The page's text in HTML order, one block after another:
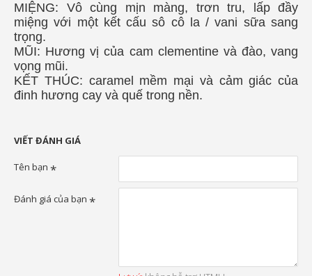
MIỆNG: Vô cùng mịn màng, trơn tru, lấp đầy
miệng với một kết cấu sô cô la / vani sữa sang
trọng.
MŨI: Hương vị của cam clementine và đào, vang
vọng mũi.
KẾT THÚC: caramel mềm mại và cảm giác của
đinh hương cay và quế trong nền.
VIẾT ĐÁNH GIÁ
Tên bạn
Đánh giá của bạn